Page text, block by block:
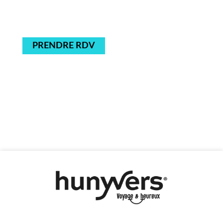
PRENDRE RDV